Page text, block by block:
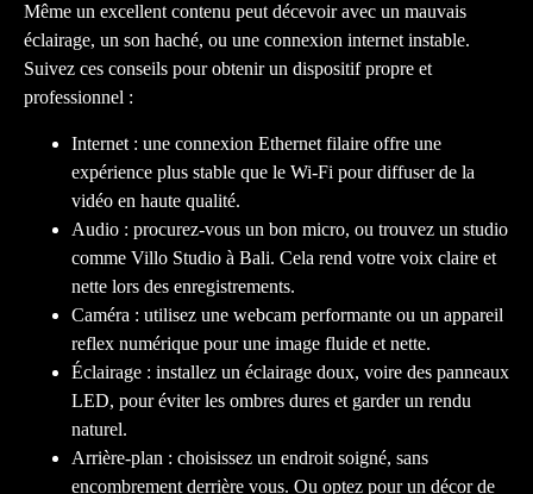
Même un excellent contenu peut décevoir avec un mauvais
éclairage, un son haché, ou une connexion internet instable.
Suivez ces conseils pour obtenir un dispositif propre et
professionnel :
Internet : une connexion Ethernet filaire offre une
expérience plus stable que le Wi-Fi pour diffuser de la
vidéo en haute qualité.
Audio : procurez-vous un bon micro, ou trouvez un studio
comme Villo Studio à Bali. Cela rend votre voix claire et
nette lors des enregistrements.
Caméra : utilisez une webcam performante ou un appareil
reflex numérique pour une image fluide et nette.
Éclairage : installez un éclairage doux, voire des panneaux
LED, pour éviter les ombres dures et garder un rendu
naturel.
Arrière-plan : choisissez un endroit soigné, sans
encombrement derrière vous. Ou optez pour un décor de